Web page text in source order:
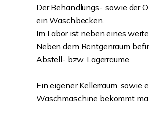
Der Behandlungs-, sowie der
ein Waschbecken.
Im Labor ist neben eines
Neben dem Röntgenraum
Abstell- bzw. Lagerräume.
Ein eigener Kellerraum, sowie
Waschmaschine bekommt